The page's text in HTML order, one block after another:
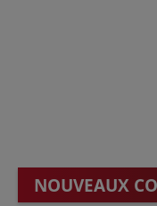
NOUVEAUX